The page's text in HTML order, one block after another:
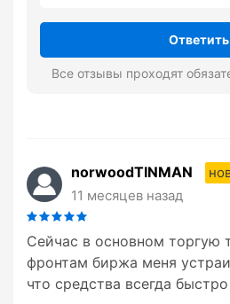
Ответить
Все отзывы проходят
norwoodTINMAN
11 месяцев назад
Сейчас в основном торгую
фронтам биржа меня
что средства всегда